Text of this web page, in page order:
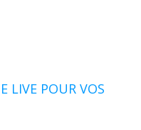
LIVE POUR VOS